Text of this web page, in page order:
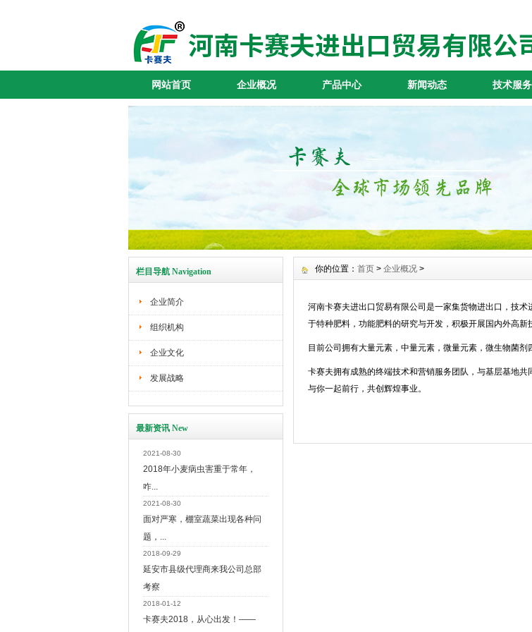
网站首页 企业概况 产品中心 新闻动态 技术服务
栏目导航 Navigation
企业简介
组织机构
企业文化
发展战略
最新资讯 New
2021-08-30
2018年小麦病虫害重于常年，
咋...
2021-08-30
面对严寒，棚室蔬菜出现各种问
题，...
2018-09-29
延安市县级代理商来我公司总部
考察
2018-01-12
卡赛夫2018，从心出发！——
你的位置： 首页 > 企业概况 >
河南卡赛夫进出口贸易有限公司是一家集货物进出口，技
于特种肥料，功能肥料的研究与开发，积极开展国内外高
目前公司拥有大量元素，中量元素，微量元素，微生物菌剂
卡赛夫拥有成熟的终端技术和营销服务团队，与基层基地
与你一起前行，共创辉煌事业。